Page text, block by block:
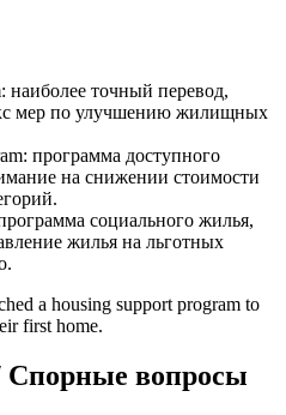
наиболее точный перевод,
мер по улучшению жилищных
программа доступного
на снижении стоимости
социального жилья,
жилья на льготных
a housing support program to
first home.
Спорные вопросы